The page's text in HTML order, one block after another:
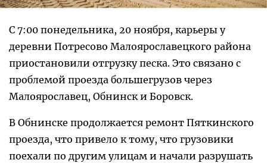
С 7:00 понедельника, 20 ноября, карьеры у
деревни Потресово Малоярославецкого района
приостановили отгрузку песка. Это связано с
проблемой проезда большегрузов через
Малоярославец, Обнинск и Боровск.
В Обнинске продолжается ремонт Пяткинского
проезда, что привело к тому, что грузовики
поехали по другим улицам и начали разрушать